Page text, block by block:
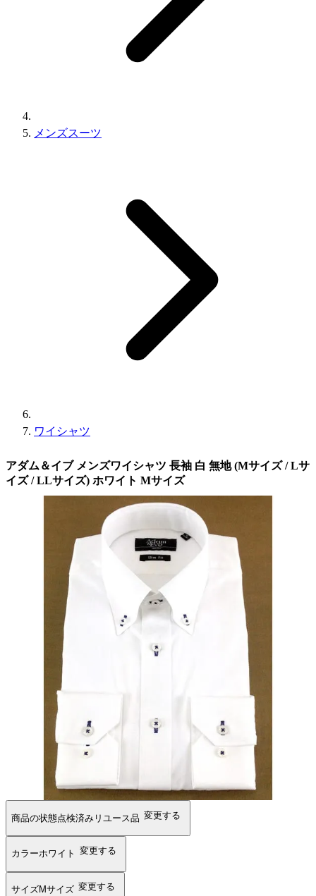
メンズスーツ
ワイシャツ
アダム＆イブ メンズワイシャツ 長袖 白 無地 (Mサイズ / Lサ
イズ / LLサイズ) ホワイト Mサイズ
商品の状態点検済みリユース品 変更する
カラーホワイト 変更する
サイズMサイズ 変更する